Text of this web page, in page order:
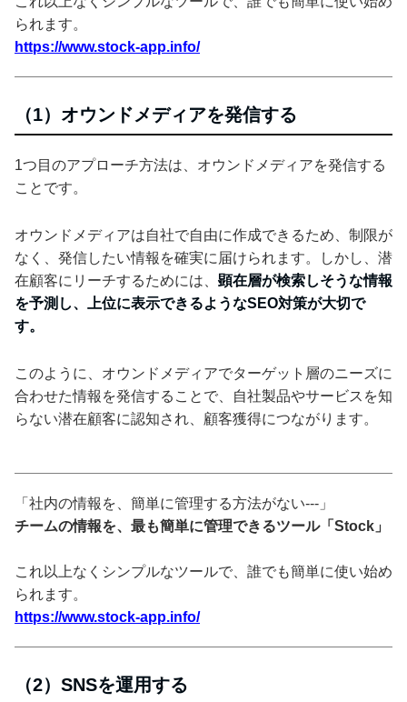
られます。
https://www.stock-app.info/
（1）オウンドメディアを発信する
1つ目のアプローチ方法は、オウンドメディアを発信する
ことです。
オウンドメディアは自社で自由に作成できるため、制限が
なく、発信したい情報を確実に届けられます。しかし、潜
在顧客にリーチするためには、 顕在層が検索しそうな情報
を予測し、上位に表示できるようなSEO対策が大切で
す。
このように、オウンドメディアでターゲット層のニーズに
合わせた情報を発信することで、自社製品やサービスを知
らない潜在顧客に認知され、顧客獲得につながります。
「社内の情報を、簡単に管理する方法がない---」
チームの情報を、最も簡単に管理できるツール「Stock」
これ以上なくシンプルなツールで、誰でも簡単に使い始め
られます。
https://www.stock-app.info/
（2）SNSを運用する